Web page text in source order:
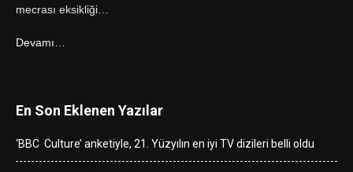
mecrası eksikliği…
Devamı…
En Son Eklenen Yazılar
‘BBC Culture’ anketiyle, 21. Yüzyılın en iyi TV dizileri belli oldu